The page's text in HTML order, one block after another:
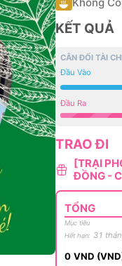
KẾT QUẢ
CÂN ĐỐI TÀI
Đầu Vào
Đầu Ra
TRAO ĐI
[TRẠI
ĐỒNG -
TỔNG
Mục tiêu
Hết hạn: 31
0 VND (VND